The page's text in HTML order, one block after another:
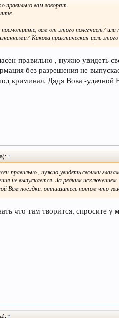
правильно вам говорят.
посмотрите, вам от этого полегчает?
Какова практическая цель
правильно , нужно увидеть
без разрешения не
криминал. Дядя Вова -
↑
правильно , нужно увидеть своими
не выпускается. За редким
Вам поездки, отпишитесь потом что
что там творится, спросите у
↑